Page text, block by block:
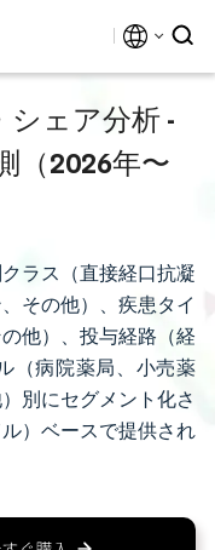
シェア分析 -
（2026年〜
ラス（直接経口抗凝
その他）、疾患タイ
他）、投与経路（経
（病院薬局、小売薬
別にセグメント化さ
）ベースで提供され